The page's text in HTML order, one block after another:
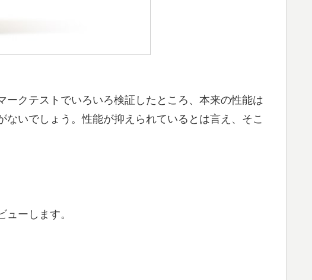
クテストでいろいろ検証したところ、本来の性能は
いでしょう。性能が抑えられているとは言え、そこ
ーします。